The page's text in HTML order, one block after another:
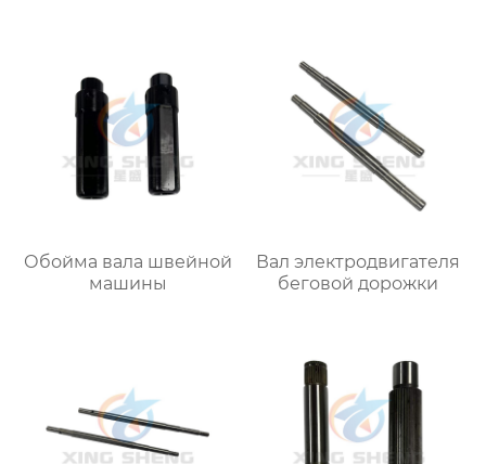
Обойма вала швейной
машины
Вал электродвигателя
беговой дорожки